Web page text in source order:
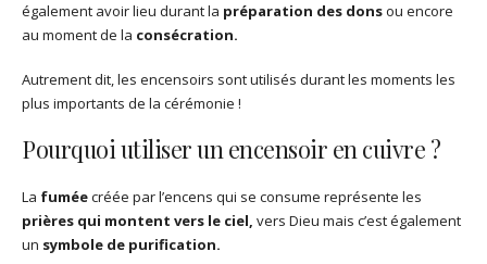
également avoir lieu durant la préparation des donsou encore
au moment de la consécration.
Autrement dit, les encensoirs sont utilisés durant les moments les
plus importants de la cérémonie !
Pourquoi utiliser un encensoir en cuivre ?
La fuméecréée par l’encens qui se consume représente les
prières qui montent vers le ciel, vers Dieu mais c’est également
un symbole de purification.